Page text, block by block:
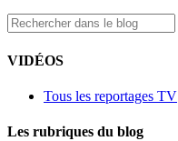
VIDÉOS
Tous les reportages TV
Les rubriques du blog